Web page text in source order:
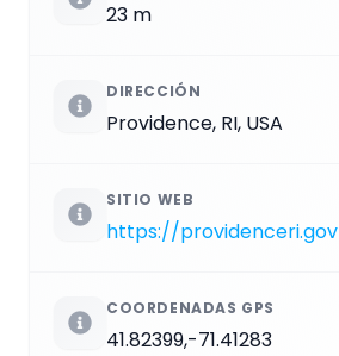
23 m
DIRECCIÓN
Providence, RI, USA
SITIO WEB
https://providenceri.gov
COORDENADAS GPS
41.82399,-71.41283